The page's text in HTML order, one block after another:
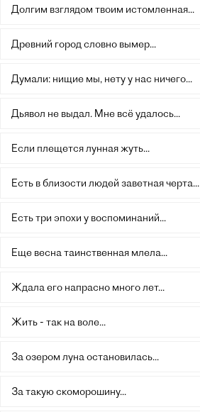
Долгим взглядом твоим истомленная...
Древний город словно вымер...
Думали: нищие мы, нету у нас ничего...
Дьявол не выдал. Мне всё удалось...
Если плещется лунная жуть...
Есть в близости людей заветная черта...
Есть три эпохи у воспоминаний...
Еще весна таинственная млела...
Ждала его напрасно много лет...
Жить - так на воле...
За озером луна остановилась...
За такую скоморошину...